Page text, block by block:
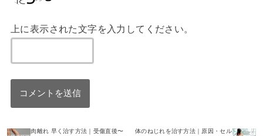
上に表示された文字を入力してください。
肉離れ 早く治す方法｜受傷直後〜
体のねじれを治す方法｜原因・セル